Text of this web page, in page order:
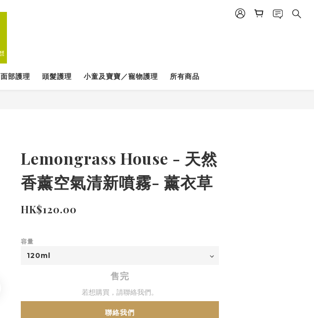
面部護理 頭髮護理 小童及寶寶／寵物護理 所有商品
Lemongrass House - 天然
香薰空氣清新噴霧- 薰衣草
HK$120.00
容量
售完
若想購買，請聯絡我們。
聯絡我們